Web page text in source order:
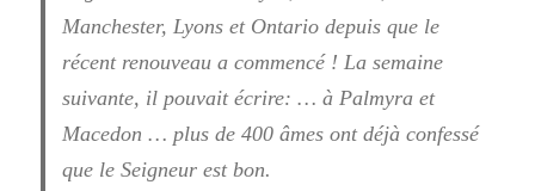
Manchester, Lyons et Ontario depuis que le
récent renouveau a commencé ! La semaine
suivante, il pouvait écrire: … à Palmyra et
Macedon … plus de 400 âmes ont déjà confessé
que le Seigneur est bon.